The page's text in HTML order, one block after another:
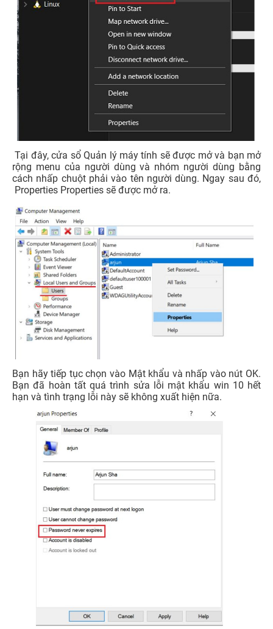
Tại đây, cửa sổ Quản lý máy tính sẽ được mở và bạn mở
rộng menu của người dùng và nhóm người dùng bằng
cách nhấp chuột phải vào tên người dùng. Ngay sau đó,
Properties Properties sẽ được mở ra.
Bạn hãy tiếp tục chọn vào Mật khẩu và nhấp vào nút OK.
Bạn đã hoàn tất quá trình sửa lỗi mật khẩu win 10 hết
hạn và tình trạng lỗi này sẽ không xuất hiện nữa.